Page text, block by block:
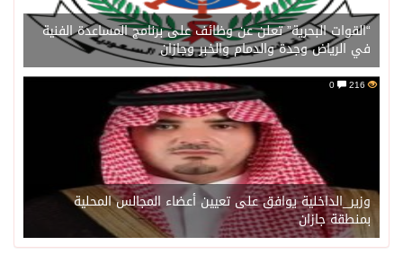
“القوات البحرية” تعلن عن وظائف على برنامج المساعدة الفنية
في الرياض وجدة والدمام والخبر وجازان
216
وزير_الداخلية يوافق على تعيين أعضاء المجالس المحلية
بمنطقة جازان